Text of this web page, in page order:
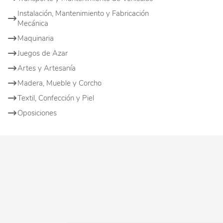
Instalación, Mantenimiento y Fabricación
Mecánica
Maquinaria
Juegos de Azar
Artes y Artesanía
Madera, Mueble y Corcho
Textil, Confección y Piel
Oposiciones